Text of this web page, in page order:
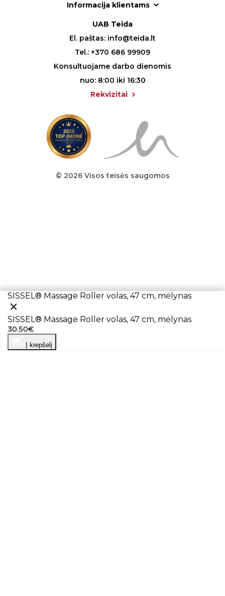
Informacija klientams
UAB Teida
El. paštas: info@teida.lt
Tel.: +370 686 99909
Konsultuojame darbo dienomis
nuo: 8:00 iki 16:30
Rekvizitai
© 2026 Visos teisės saugomos
SISSEL® Massage Roller volas, 47 cm, mėlynas
SISSEL® Massage Roller volas, 47 cm, mėlynas
30.50€
Į krepšelį